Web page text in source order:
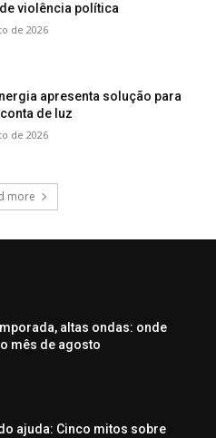
violência política
de 2026
apresenta solução para
de luz
de 2026
more
altas ondas: onde
mês de agosto
ajuda: Cinco mitos sobre